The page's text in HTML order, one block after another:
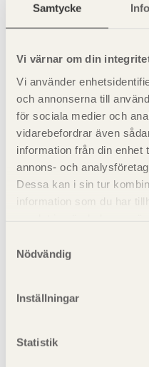
Samtycke
Vi värnar om din
Vi använder
och annonserna till
för sociala medier och
vidarebefordrar även
information från din enhet
annons- och
Dessa kan i sin tur
information som du har
Nödvändig
Inställningar
Statistik
I korthet fastläggs att:
eurokoderna är
märkning
eurokoderna
får alternativa metoder
Regelbunden revidering
de hålls ajour med den
konstruktioners